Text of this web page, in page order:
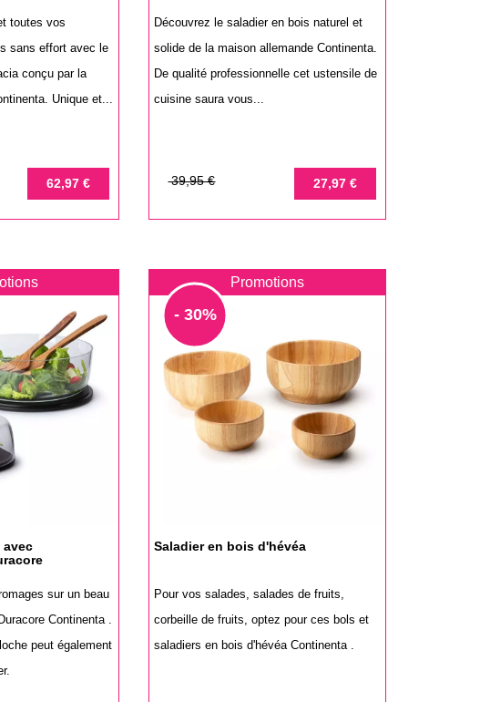
toutes vos
sans effort avec le
conçu par la
Unique et...
62,97 €
Découvrez le saladier en bois naturel et
solide de la maison allemande Continenta.
De qualité professionnelle cet ustensile de
cuisine saura vous...
Prix
39,95 €
Prix 27,97 €
avec
sur un beau
Continenta .
peut également
Promotions
- 30%
Saladier en bois d'hévéa
Pour vos salades, salades de fruits,
corbeille de fruits, optez pour ces bols et
saladiers en bois d'hévéa Continenta .